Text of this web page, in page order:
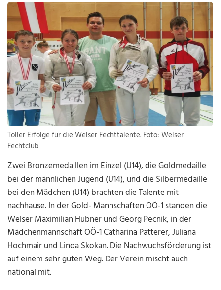
Toller Erfolge für die Welser Fechttalente. Foto: Welser
Fechtclub
Zwei Bronzemedaillen im Einzel (U14), die Goldmedaille
bei der männlichen Jugend (U14), und die Silbermedaille
bei den Mädchen (U14) brachten die Talente mit
nachhause. In der Gold- Mannschaften OÖ-1 standen die
Welser Maximilian Hubner und Georg Pecnik, in der
Mädchenmannschaft OÖ-1 Catharina Patterer, Juliana
Hochmair und Linda Skokan. Die Nachwuchsförderung ist
auf einem sehr guten Weg. Der Verein mischt auch
national mit.